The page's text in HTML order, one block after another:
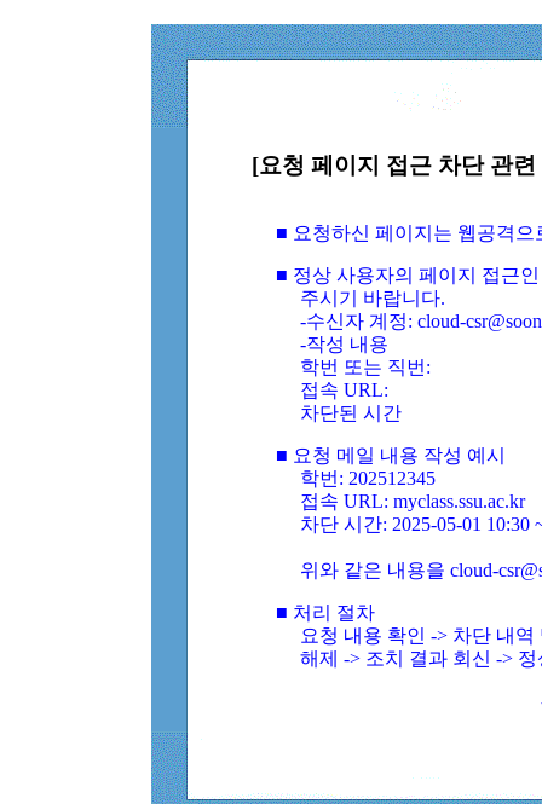
[요청 페이지 접근 차단 관
■ 요청하신 페이지는 웹공격
■ 정상 사용자의 페이지 접근
주시기 바랍니다.
-수신자 계정: cloud-
-작성 내용
학번 또는 직번:
접속 URL:
차단된 시간
■ 요청 메일 내용 작성 예시
학번: 202512345
접속 URL: myclass.ssu.ac.kr
차단 시간: 2025-05-01 10:30
위와 같은 내용을 cloud-
■ 처리 절차
요청 내용 확인 -> 차단 내
해제 -> 조치 결과 회신 ->